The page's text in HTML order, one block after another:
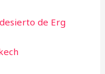
de Erg